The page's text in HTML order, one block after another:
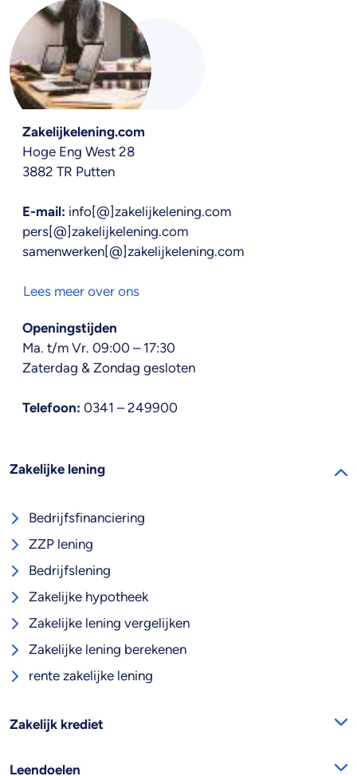
Zakelijkelening.com
Hoge Eng West 28
3882 TR Putten
E-mail: info[@]zakelijkelening.com
pers[@]zakelijkelening.com
samenwerken[@]zakelijkelening.com
Lees meer over ons
Openingstijden
Ma. t/m Vr. 09:00 – 17:30
Zaterdag & Zondag gesloten
Telefoon: 0341 – 249900
Zakelijke lening
Bedrijfsfinanciering
ZZP lening
Bedrijfslening
Zakelijke hypotheek
Zakelijke lening vergelijken
Zakelijke lening berekenen
rente zakelijke lening
Zakelijk krediet
Leendoelen